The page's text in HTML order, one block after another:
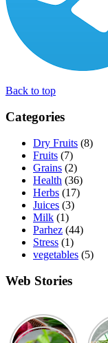
Back to top
Categories
Dry Fruits (8)
Fruits (7)
Grains (2)
Health (36)
Herbs (17)
Juices (3)
Milk (1)
Parhez (44)
Stress (1)
vegetables (5)
Web Stories